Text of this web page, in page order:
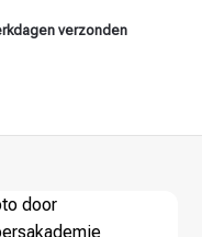
verzonden